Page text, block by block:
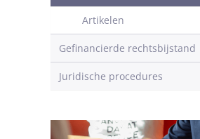
Artikelen
Gefinancierde rechtsbijstand
Juridische procedures